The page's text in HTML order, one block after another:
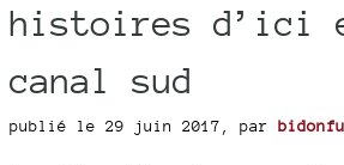
histoires d’ici
canal sud
publié le 29 juin 2017, par